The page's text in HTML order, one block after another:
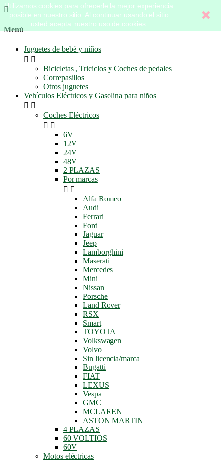
Utilizamos cookies para ofrecerle la mejor experiencia
posible en nuestro sitio. Al continuar usando el sitio
usted acepta nuestro uso de cookies.

Menú
Juguetes de bebé y niños
 
Bicicletas , Triciclos y Coches de pedales
Correpasillos
Otros juguetes
Vehículos Eléctricos y Gasolina para niños
 
Coches Eléctricos
 
6V
12V
24V
48V
2 PLAZAS
Por marcas
 
Alfa Romeo
Audi
Ferrari
Ford
Jaguar
Jeep
Lamborghini
Maserati
Mercedes
Mini
Nissan
Porsche
Land Rover
RSX
Smart
TOYOTA
Volkswagen
Volvo
Sin licencia/marca
Bugatti
FIAT
LEXUS
Vespa
GMC
MCLAREN
ASTON MARTIN
4 PLAZAS
60 VOLTIOS
60V
Motos eléctricas